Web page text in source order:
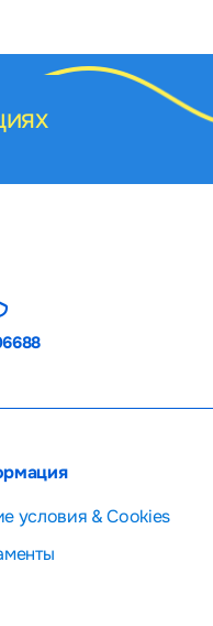
условия & Cookies